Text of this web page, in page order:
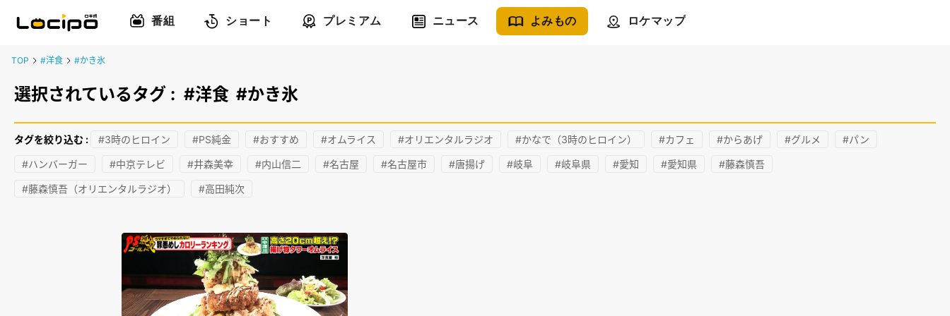
番組 ショート プレミアム ニュース よみもの ロケマップ
TOP #洋食 #かき氷
選択されているタグ : #洋食 #かき氷
タグを絞り込む : #3時のヒロイン #PS純金 #おすすめ #オムライス #オリエンタルラジオ #かなで（3時のヒロイン） #カフェ #からあげ #グルメ #パン
#ハンバーガー #中京テレビ #井森美幸 #内山信二 #名古屋 #名古屋市 #唐揚げ #岐阜 #岐阜県 #愛知 #愛知県 #藤森慎吾
#藤森慎吾（オリエンタルラジオ） #高田純次